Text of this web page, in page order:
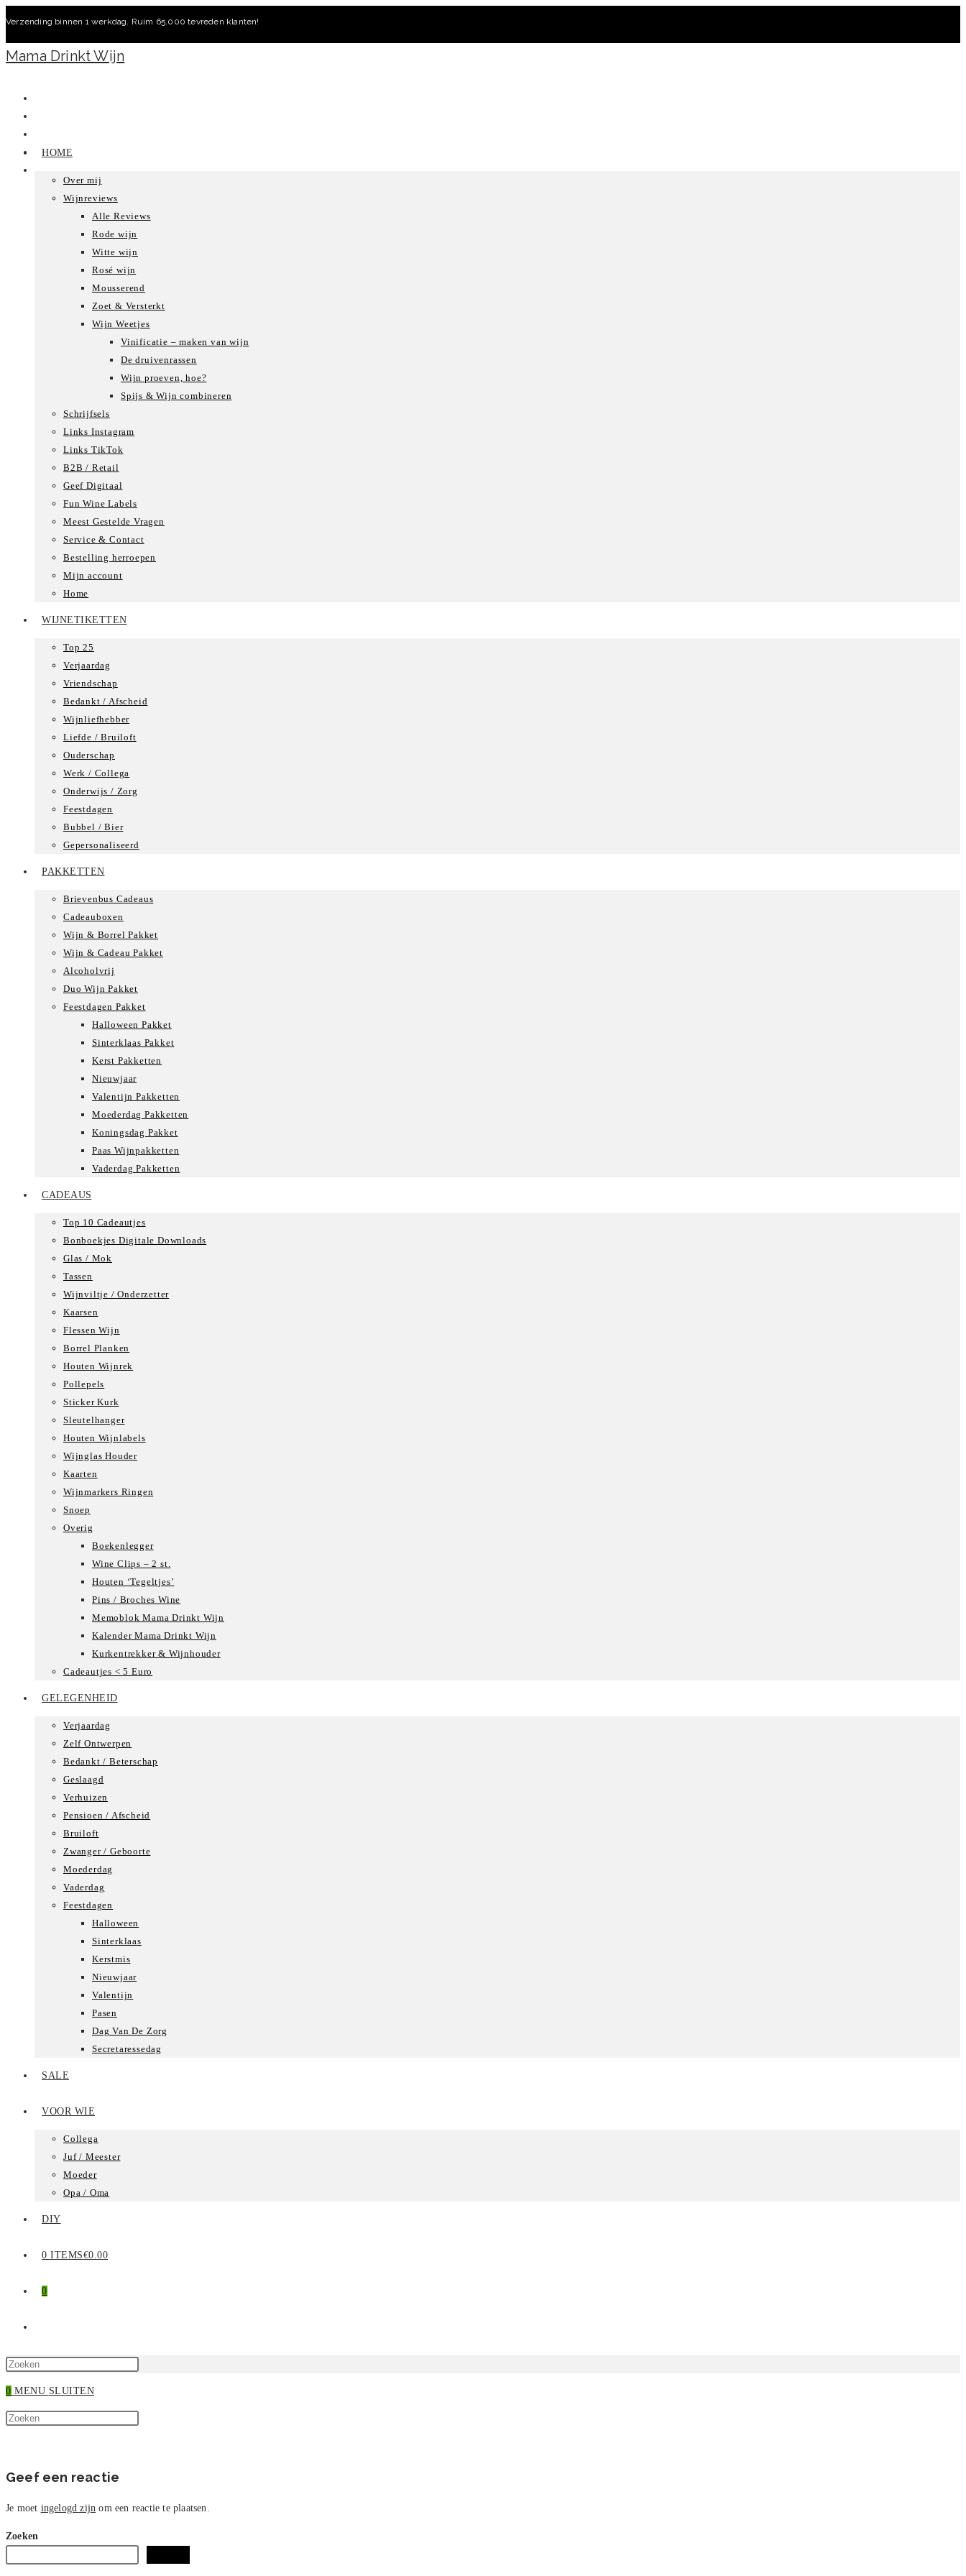
inhoud
Verzending binnen 1 werkdag. Ruim 65.000 tevreden klanten!
Mama Drinkt Wijn
HOME
Over mij
Wijnreviews
Alle Reviews
Rode wijn
Witte wijn
Rosé wijn
Mousserend
Zoet & Versterkt
Wijn Weetjes
Vinificatie – maken van wijn
De druivenrassen
Wijn proeven, hoe?
Spijs & Wijn combineren
Schrijfsels
Links Instagram
Links TikTok
B2B / Retail
Geef Digitaal
Fun Wine Labels
Meest Gestelde Vragen
Service & Contact
Bestelling herroepen
Mijn account
Home
WIJNETIKETTEN
Top 25
Verjaardag
Vriendschap
Bedankt / Afscheid
Wijnliefhebber
Liefde / Bruiloft
Ouderschap
Werk / Collega
Onderwijs / Zorg
Feestdagen
Bubbel / Bier
Gepersonaliseerd
PAKKETTEN
Brievenbus Cadeaus
Cadeauboxen
Wijn & Borrel Pakket
Wijn & Cadeau Pakket
Alcoholvrij
Duo Wijn Pakket
Feestdagen Pakket
Halloween Pakket
Sinterklaas Pakket
Kerst Pakketten
Nieuwjaar
Valentijn Pakketten
Moederdag Pakketten
Koningsdag Pakket
Paas Wijnpakketten
Vaderdag Pakketten
CADEAUS
Top 10 Cadeautjes
Bonboekjes Digitale Downloads
Glas / Mok
Tassen
Wijnviltje / Onderzetter
Kaarsen
Flessen Wijn
Borrel Planken
Houten Wijnrek
Pollepels
Sticker Kurk
Sleutelhanger
Houten Wijnlabels
Wijnglas Houder
Kaarten
Wijnmarkers Ringen
Snoep
Overig
Boekenlegger
Wine Clips – 2 st.
Houten ‘Tegeltjes’
Pins / Broches Wine
Memoblok Mama Drinkt Wijn
Kalender Mama Drinkt Wijn
Kurkentrekker & Wijnhouder
Cadeautjes < 5 Euro
GELEGENHEID
Verjaardag
Zelf Ontwerpen
Bedankt / Beterschap
Geslaagd
Verhuizen
Pensioen / Afscheid
Bruiloft
Zwanger / Geboorte
Moederdag
Vaderdag
Feestdagen
Halloween
Sinterklaas
Kerstmis
Nieuwjaar
Valentijn
Pasen
Dag Van De Zorg
Secretaressedag
SALE
VOOR WIE
Collega
Juf / Meester
Moeder
Opa / Oma
DIY
0 ITEMS€0.00
0
ZOEKEN
0 MENU SLUITEN
Zoek
site
zoekpaneel
sluiten.
Geef een reactie
Je moet ingelogd zijn om een reactie te plaatsen.
Zoeken